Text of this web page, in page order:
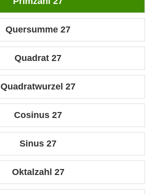
Quersumme 27
Quadrat 27
Quadratwurzel 27
Cosinus 27
Sinus 27
Oktalzahl 27